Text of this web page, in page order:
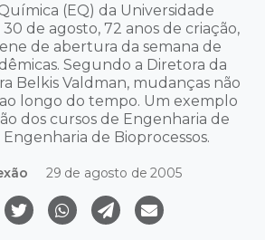
(EQ) da Universidade
de agosto, 72 anos de criação,
de abertura da semana de
Segundo a Diretora da
Belkis Valdman, mudanças não
longo do tempo. Um exemplo
dos cursos de Engenharia de
de Bioprocessos.
29 de agosto de 2005